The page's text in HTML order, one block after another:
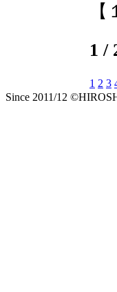
1 /
1 2 3
Since 2011/12